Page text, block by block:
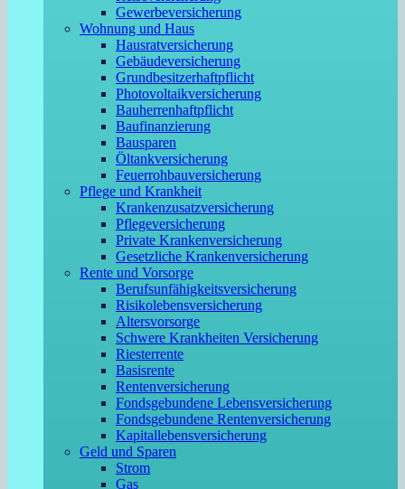
Gewerbeversicherung
Wohnung und Haus
Hausratversicherung
Gebäudeversicherung
Grundbesitzerhaftpflicht
Photovoltaikversicherung
Bauherrenhaftpflicht
Baufinanzierung
Bausparen
Öltankversicherung
Feuerrohbauversicherung
Pflege und Krankheit
Krankenzusatzversicherung
Pflegeversicherung
Private Krankenversicherung
Gesetzliche Krankenversicherung
Rente und Vorsorge
Berufs­unfähigkeitsversicherung
Risikolebensversicherung
Altersvorsorge
Schwere Krankheiten Versicherung
Riesterrente
Basisrente
Rentenversicherung
Fondsgebundene Lebensversicherung
Fondsgebundene Rentenversicherung
Kapitallebensversicherung
Geld und Sparen
Strom
Gas